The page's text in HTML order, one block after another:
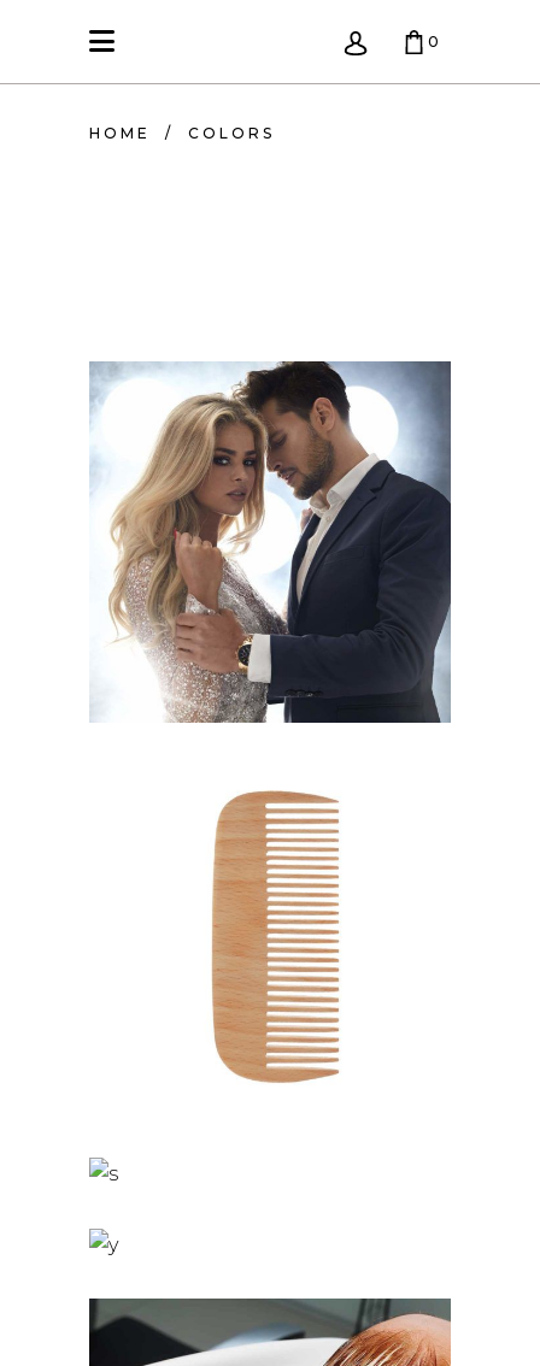
0
KREPŠELIS TUŠČIAS.
HOME / COLORS
COLORS
HAIRSTYLE
SHADES
HAIRSTYLE
VOLUME
COLORING
DIAMOND